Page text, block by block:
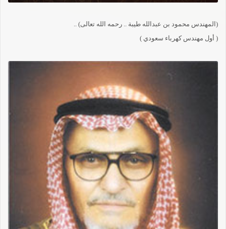
(المهندس محمود بن عبدالله طيبة .. رحمه الله تعالى) ..
( أول مهندس كهرباء سعودي )